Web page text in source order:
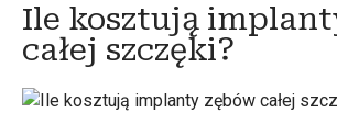
Ile kosztują
całej szczęki?